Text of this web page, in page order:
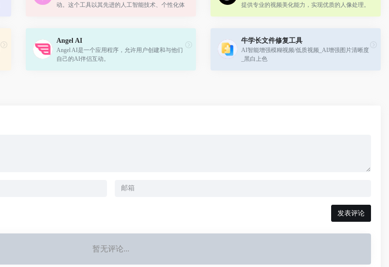
动。这个工具以其先进的人工智能技术、个性化体
提供专业的视频美化能力，实现优质的人像处理。
Angel AI
Angel AI是一个应用程序，允许用户创建和与他们
自己的AI伴侣互动。
牛学长文件修复工具
AI智能增强模糊视频/低质视频_AI增强图片清晰度
_黑白上色
发表评论
暂无评论...